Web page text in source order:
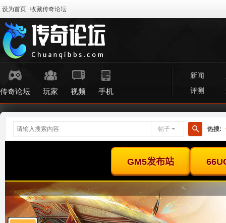
设为首页 收藏传奇论坛
传奇论坛 玩家 视频 手机
新闻
评测
帖子
搜
热搜: